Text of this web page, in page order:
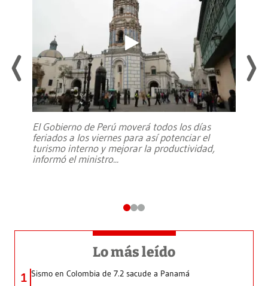
El Gobierno de Perú moverá todos los días
feriados a los viernes para así potenciar el
turismo interno y mejorar la productividad,
informó el ministro...
Lo más leído
1 Sismo en Colombia de 7.2 sacude a Panamá